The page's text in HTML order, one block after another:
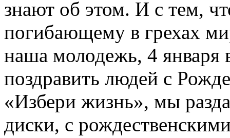
знают об этом. И с тем,
погибающему в грехах
наша молодежь, 4
поздравить людей с
«Избери жизнь», мы
диски, с